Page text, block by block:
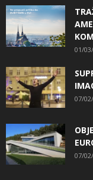
01/
07/
07/